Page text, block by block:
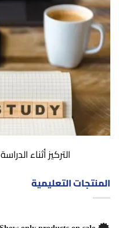
التركيز أثناء
المنتجات التعليمية